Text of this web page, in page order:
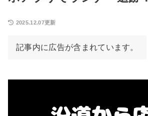
2025.12.07更新
記事内に広告が含まれています。